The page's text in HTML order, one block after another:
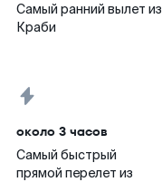
Самый ранний вылет из
Краби
около 3 часов
Самый быстрый
прямой перелет из